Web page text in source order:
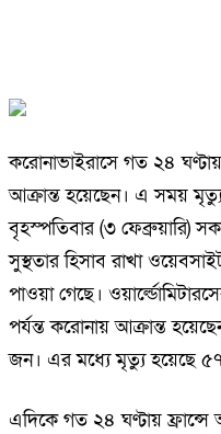
করোনাভাইরাসে গত ২৪
আক্রান্ত হয়েছেন। এ সময়
বৃহস্পতিবার (৩ ফেব্রুয়ারি)
সুস্থতার হিসাব রাখা
পাওয়া গেছে।
পর্যন্ত করোনায় আক্রান্ত
জন। এর মধ্যে মৃত্যু হয়েছে
এদিকে গত ২৪ ঘণ্টায়